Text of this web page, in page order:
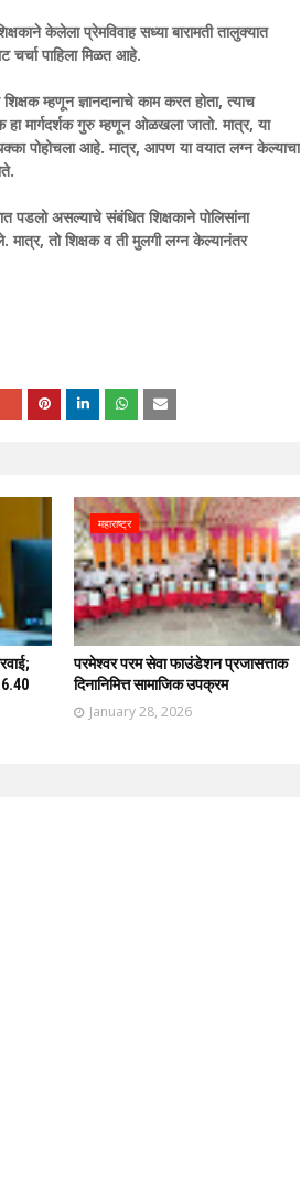
केलेला प्रेमविवाह सध्या बारामती तालुक्यात
चर्चा पाहिला मिळत आहे.
शिक्षक म्हणून ज्ञानदानाचे काम करत होता, त्याच
मार्गदर्शक गुरु म्हणून ओळखला जातो. मात्र, या
पोहोचला आहे. मात्र, आपण या वयात लग्न केल्याचा
पडलो असल्याचे संबंधित शिक्षकाने पोलिसांना
मात्र, तो शिक्षक व ती मुलगी लग्न केल्यानंतर
महाराष्ट्र
परमेश्वर परम सेवा फाउंडेशन प्रजासत्ताक
दिनानिमित्त सामाजिक उपक्रम
January 28, 2026